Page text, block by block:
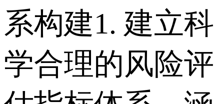
系构建 1. 建立科
学合理的风险评